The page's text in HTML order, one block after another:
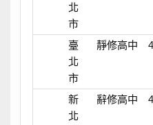
北
市
臺
北
市
靜修高中
新
北
辭修高中